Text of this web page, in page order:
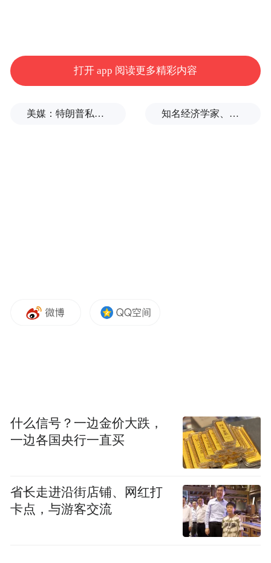
打开 app 阅读更多精彩内容
美媒：特朗普私下支持万斯参加下届美国大选 知名经济学家、教育家、出版人高希均辞世，享年90岁
什么信号？一边金价大跌，
一边各国央行一直买
省长走进沿街店铺、网红打
卡点，与游客交流